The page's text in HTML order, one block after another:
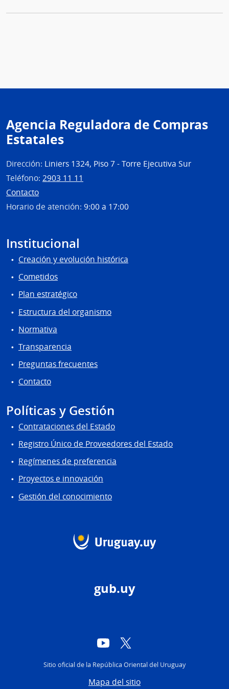
Agencia Reguladora de Compras
Estatales
Dirección: Liniers 1324, Piso 7 - Torre Ejecutiva Sur
Teléfono: 2903 11 11
Contacto
Horario de atención: 9:00 a 17:00
Institucional
Creación y evolución histórica
Cometidos
Plan estratégico
Estructura del organismo
Normativa
Transparencia
Preguntas frecuentes
Contacto
Políticas y Gestión
Contrataciones del Estado
Registro Único de Proveedores del Estado
Regímenes de preferencia
Proyectos e innovación
Gestión del conocimiento
gub.uy
YouTube
Sitio oficial de la República Oriental del Uruguay
Mapa del sitio